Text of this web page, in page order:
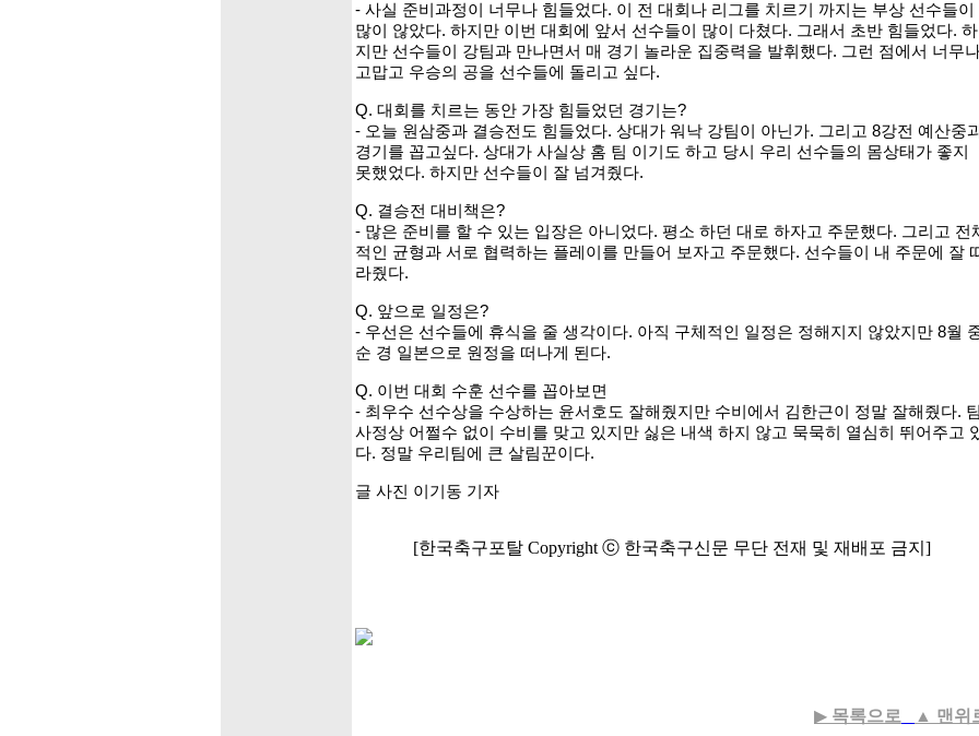
- 사실 준비과정이 너무나 힘들었다. 이 전 대회나 리그를 치르기 까지는 부상 선수들이
많이 않았다. 하지만 이번 대회에 앞서 선수들이 많이 다쳤다. 그래서 초반 힘들었다. 하
지만 선수들이 강팀과 만나면서 매 경기 놀라운 집중력을 발휘했다. 그런 점에서 너무
고맙고 우승의 공을 선수들에 돌리고 싶다.
Q. 대회를 치르는 동안 가장 힘들었던 경기는?
- 오늘 원삼중과 결승전도 힘들었다. 상대가 워낙 강팀이 아닌가. 그리고 8강전 예산중
경기를 꼽고싶다. 상대가 사실상 홈 팀 이기도 하고 당시 우리 선수들의 몸상태가 좋지
못했었다. 하지만 선수들이 잘 넘겨줬다.
Q. 결승전 대비책은?
- 많은 준비를 할 수 있는 입장은 아니었다. 평소 하던 대로 하자고 주문했다. 그리고 전
적인 균형과 서로 협력하는 플레이를 만들어 보자고 주문했다. 선수들이 내 주문에 잘
라줬다.
Q. 앞으로 일정은?
- 우선은 선수들에 휴식을 줄 생각이다. 아직 구체적인 일정은 정해지지 않았지만 8월
순 경 일본으로 원정을 떠나게 된다.
Q. 이번 대회 수훈 선수를 꼽아보면
- 최우수 선수상을 수상하는 윤서호도 잘해줬지만 수비에서 김한근이 정말 잘해줬다. 팀
사정상 어쩔수 없이 수비를 맞고 있지만 싫은 내색 하지 않고 묵묵히 열심히 뛰어주고
다. 정말 우리팀에 큰 살림꾼이다.
글 사진 이기동 기자
[한국축구포탈 Copyright ⓒ 한국축구신문 무단 전재 및 재배포 금지]
▶ 목록으로 ▲ 맨위